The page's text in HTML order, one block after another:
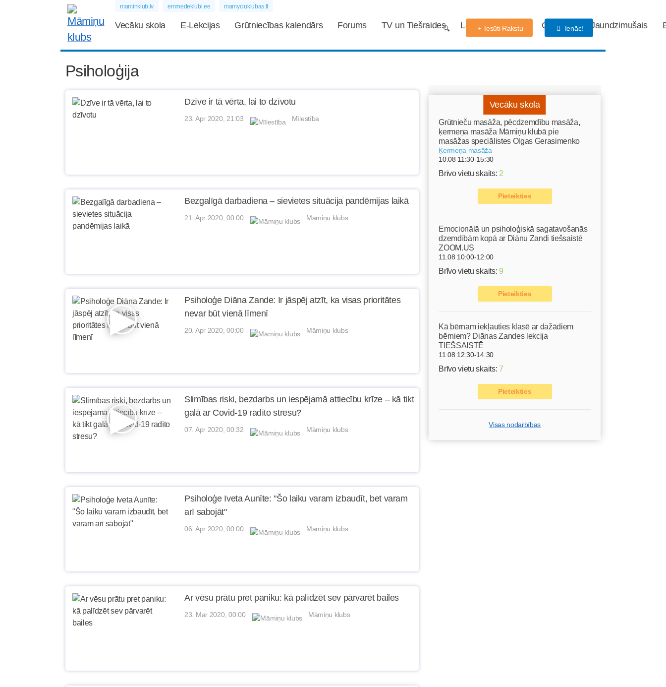
maminklub.lv emmedeklubi.ee mamyciuklubas.lt
Vecāku skola E-Lekcijas Grūtniecības kalendārs Forums TV un Tiešraides Labdarības fonds Gaidības Jaundzimušais
Iesūti Rakstu Ienāc!
Psiholoģija
Dzīve ir tā vērta, lai to dzīvotu
23. Apr 2020, 21:03 Mīlestība
Bezgalīgā darbadiena – sievietes situācija pandēmijas laikā
21. Apr 2020, 00:00 Māmiņu klubs
Psiholoģe Diāna Zande: Ir jāspēj atzīt, ka visas prioritātes
nevar būt vienā līmenī
20. Apr 2020, 00:00 Māmiņu klubs
Slimības riski, bezdarbs un iespējamā attiecību krīze – kā tikt
galā ar Covid-19 radīto stresu?
07. Apr 2020, 00:32 Māmiņu klubs
Psiholoģe Iveta Aunīte: "Šo laiku varam izbaudīt, bet varam
arī sabojāt"
06. Apr 2020, 00:00 Māmiņu klubs
Ar vēsu prātu pret paniku: kā palīdzēt sev pārvarēt bailes
23. Mar 2020, 00:00 Māmiņu klubs
Vecāku skola
Grūtnieču masāža, pēcdzemdību masāža,
ķermeņa masāža Māmiņu klubā pie
masāžas speciālistes Olgas Gerasimenko
Ķermeņa masāža
10.08 11:30-15:30
Brīvo vietu skaits: 2
Pieteikties
Emocionālā un psiholoģiskā sagatavošanās
dzemdībām kopā ar Diānu Zandi tiešsaistē
ZOOM.US
11.08 10:00-12:00
Brīvo vietu skaits: 9
Pieteikties
Kā bērnam iekļauties klasē ar dažādiem
bērniem? Diānas Zandes lekcija
TIEŠSAISTĒ
11.08 12:30-14:30
Brīvo vietu skaits: 7
Pieteikties
Visas nodarbības